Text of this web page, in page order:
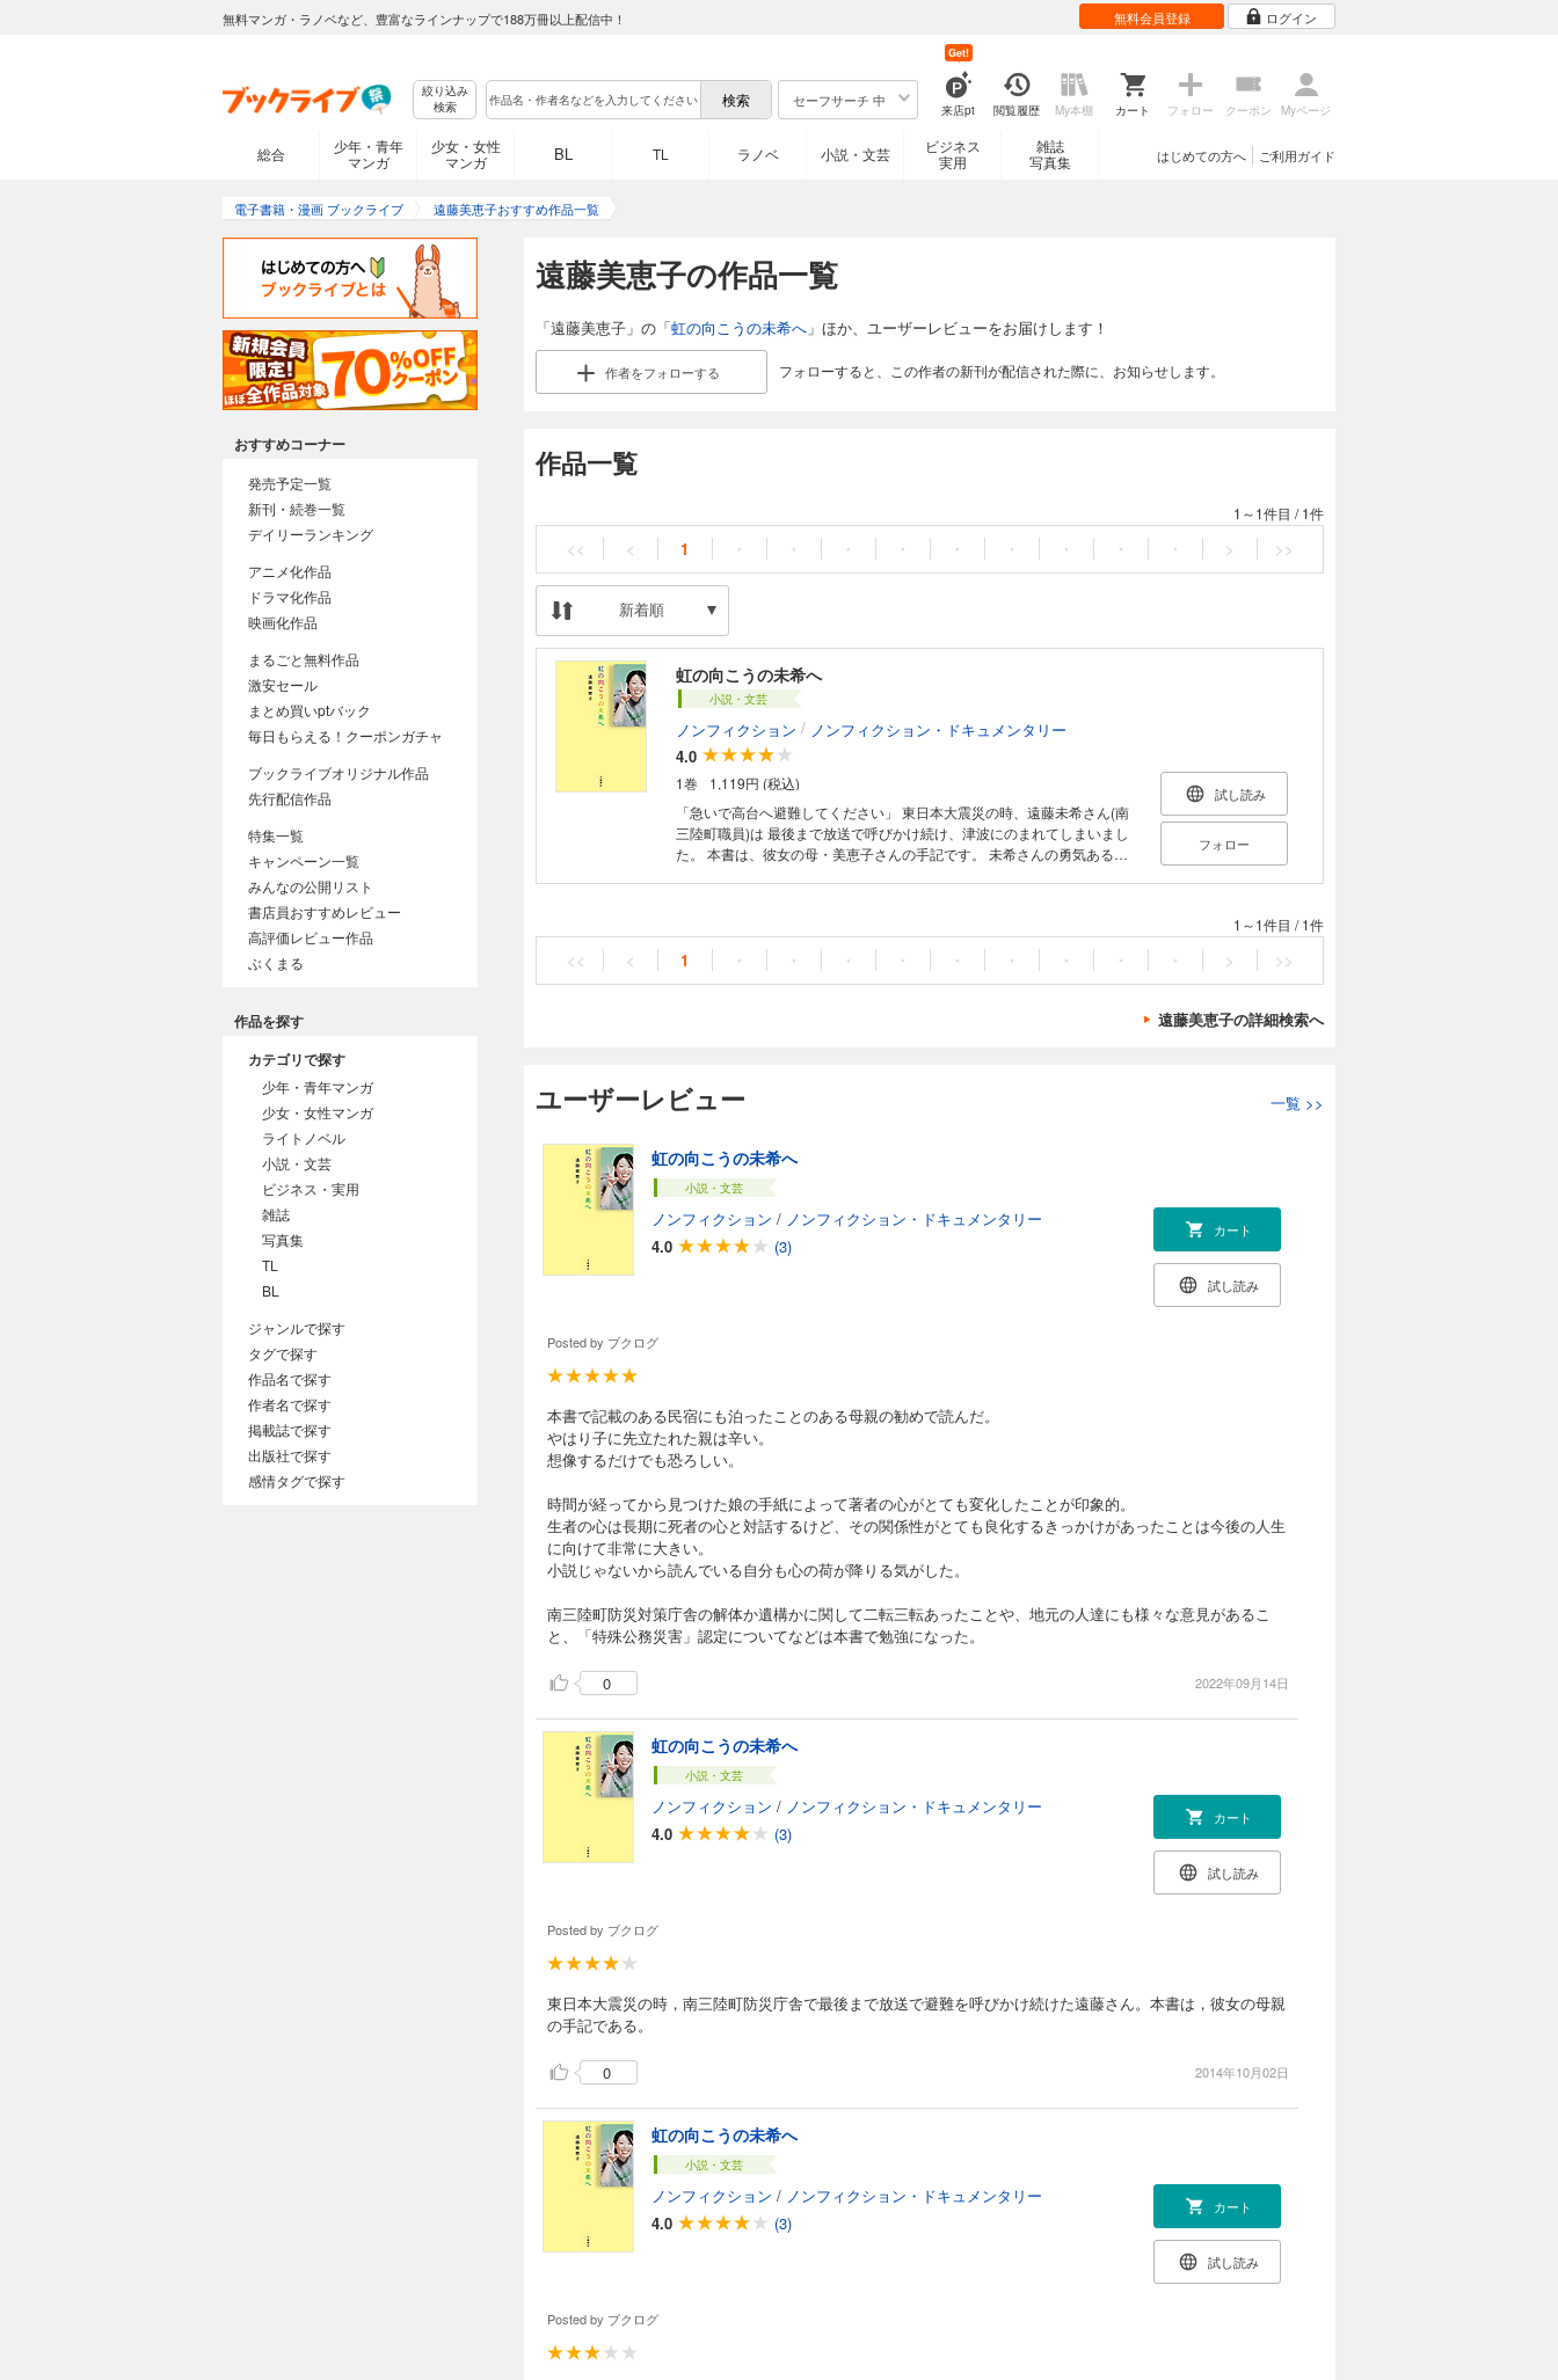
無料マンガ・ラノベなど、豊富なラインナップで188万冊以上配信中！ 無料会員登録 ログイン
絞り込み
検索
セーフサーチ 中
来店pt
Get!
閲覧履歴 My本棚 カート フォロー クーポン Myページ
総合
少年・青年
マンガ
少女・女性
マンガ
BL TL ラノベ 小説・文芸
ビジネス
実用
雑誌
写真集
ご利用ガイド
はじめての方へ
電子書籍・漫画 ブックライブ 遠藤美恵子おすすめ作品一覧
遠藤美恵子の作品一覧
「遠藤美恵子」の「虹の向こうの未希へ 」ほか、ユーザーレビューをお届けします！
作者をフォローする フォローすると、この作者の新刊が配信された際に、お知らせします。
作品一覧
1～1件目 /1件
<< < 1 ・ ・ ・ ・ ・ ・ ・ ・ ・ > >>
新着順
虹の向こうの未希へ
小説・文芸
ノンフィクション / ノンフィクション・ドキュメンタリー
4.0
1巻
1,119円 (税込)
「急いで高台へ避難してください」 東日本大震災の時、遠藤未希さん(南
三陸町職員)は 最後まで放送で呼びかけ続け、津波にのまれてしまいまし
た。 本書は、彼女の母・美恵子さんの手記です。 未希さんの勇気ある行
恵子さんは決心したのです。 娘の遺志を語り継ぐために、民宿「未希の
家」を作ろうと――。 最愛の娘を失った絶望感にたびたび襲われながら
試し読み
フォロー
1～1件目 /1件
<< < 1 ・ ・ ・ ・ ・ ・ ・ ・ ・ > >>
遠藤美恵子の詳細検索へ
ユーザーレビュー 一覧 >>
虹の向こうの未希へ
小説・文芸
ノンフィクション / ノンフィクション・ドキュメンタリー
4.0
(3)
カート
試し読み
Posted by ブクログ
本書で記載のある民宿にも泊ったことのある母親の勧めで読んだ。
やはり子に先立たれた親は辛い。
想像するだけでも恐ろしい。
時間が経ってから見つけた娘の手紙によって著者の心がとても変化したことが印象的。
生者の心は長期に死者の心と対話するけど、その関係性がとても良化するきっかけがあったことは今後の人生
に向けて非常に大きい。
小説じゃないから読んでいる自分も心の荷が降りる気がした。
南三陸町防災対策庁舎の解体か遺構かに関して二転三転あったことや、地元の人達にも様々な意見があるこ
と、「特殊公務災害」認定についてなどは本書で勉強になった。
0 2022年09月14日
虹の向こうの未希へ
小説・文芸
ノンフィクション / ノンフィクション・ドキュメンタリー
4.0
(3)
カート
試し読み
Posted by ブクログ
東日本大震災の時，南三陸町防災庁舎で最後まで放送で避難を呼びかけ続けた遠藤さん。本書は，彼女の母親
の手記である。
0 2014年10月02日
虹の向こうの未希へ
小説・文芸
ノンフィクション / ノンフィクション・ドキュメンタリー
4.0
(3)
カート
試し読み
Posted by ブクログ
おすすめコーナー
発売予定一覧
新刊・続巻一覧
デイリーランキング
アニメ化作品
ドラマ化作品
映画化作品
まるごと無料作品
激安セール
まとめ買いptバック
毎日もらえる！クーポンガチャ
ブックライブオリジナル作品
先行配信作品
特集一覧
キャンペーン一覧
みんなの公開リスト
書店員おすすめレビュー
高評価レビュー作品
ぶくまる
作品を探す
カテゴリで探す
少年・青年マンガ
少女・女性マンガ
ライトノベル
小説・文芸
ビジネス・実用
雑誌
写真集
TL
BL
ジャンルで探す
タグで探す
作品名で探す
作者名で探す
掲載誌で探す
出版社で探す
感情タグで探す